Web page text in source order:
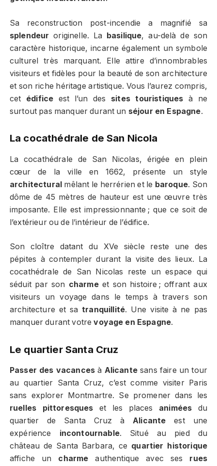
Sa reconstruction post-incendie a magnifié sa
splendeur originelle. La basilique, au-delà de son
caractère historique, incarne également un symbole
culturel très marquant. Elle attire d’innombrables
visiteurs et fidèles pour la beauté de son architecture
et son riche héritage artistique. Vous l’aurez compris,
cet édifice est l’un des sites touristiques à ne
surtout pas manquer durant un séjour en Espagne.
La cocathédrale de San Nicola
La cocathédrale de San Nicolas, érigée en plein
cœur de la ville en 1662, présente un style
architectural mêlant le herrérien et le baroque. Son
dôme de 45 mètres de hauteur est une œuvre très
imposante. Elle est impressionnante ; que ce soit de
l’extérieur ou de l’intérieur de l’édifice.
Son cloître datant du XVe siècle reste une des
pépites à contempler durant la visite des lieux. La
cocathédrale de San Nicolas reste un espace qui
séduit par son charmeet son histoire ; offrant aux
visiteurs un voyage dans le temps à travers son
architecture et satranquillité. Une visite à ne pas
manquer durant votrevoyage en Espagne.
Le quartier Santa Cruz
Passer des vacances à Alicantesans faire un tour
au quartier Santa Cruz, c’est comme visiter Paris
sans explorer Montmartre. Se promener dans les
ruelles pittoresques et les places animées du
quartier de Santa Cruz àAlicante est une
expérience incontournable. Situé au pied du
château de Santa Barbara, ce quartier historique
affiche un charme authentique avec ses rues